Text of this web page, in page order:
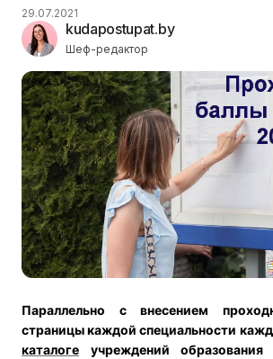
kudapostupat.by
Шеф-редактор
29.07.2021
Параллельно с внесением
страницы каждой специальности
каталоге учреждений